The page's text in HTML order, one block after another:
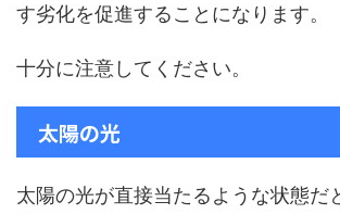
す劣化を促進することになります。
十分に注意してください。
太陽の光
太陽の光が直接当たるような状態だ